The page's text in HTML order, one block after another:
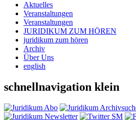
Aktuelles
Veranstaltungen
Veranstaltungen
JURIDIKUM ZUM HÖREN
juridikum zum hören
Archiv
Über Uns
english
schnellnavigation klein